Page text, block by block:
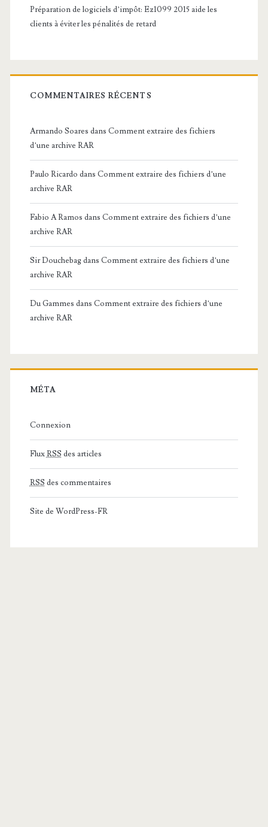
Préparation de logiciels d’impôt: Ez1099 2015 aide les
clients à éviter les pénalités de retard
COMMENTAIRES RÉCENTS
Armando Soares dans Comment extraire des fichiers
d’une archive RAR
Paulo Ricardo dans Comment extraire des fichiers d’une
archive RAR
Fabio A Ramos dans Comment extraire des fichiers d’une
archive RAR
Sir Douchebagdans Comment extraire des fichiers d’une
archive RAR
Du Gammes dans Comment extraire des fichiers d’une
archive RAR
MÉTA
Connexion
FluxRSS des articles
RSS des commentaires
Site de WordPress-FR